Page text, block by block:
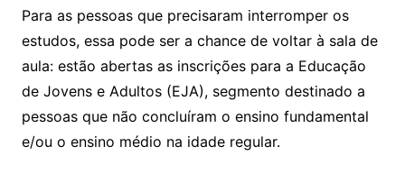
Para as pessoas que precisaram interromper os
estudos, essa pode ser a chance de voltar à sala de
aula: estão abertas as inscrições para a Educação
de Jovens e Adultos (EJA), segmento destinado a
pessoas que não concluíram o ensino fundamental
e/ou o ensino médio na idade regular.